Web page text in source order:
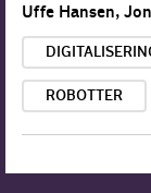
Uffe Hansen,
ROBOTTER